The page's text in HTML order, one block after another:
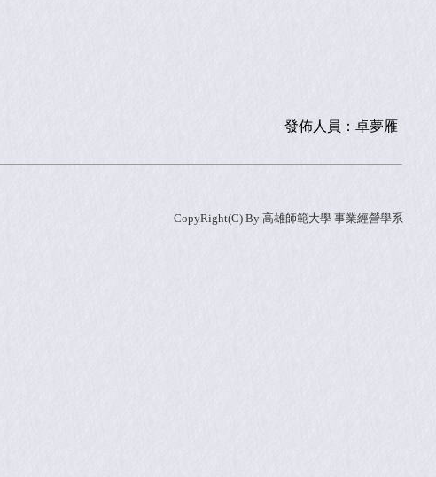
發佈人員： 卓夢雁
CopyRight(C) By 高雄師範大學 事業經營學系